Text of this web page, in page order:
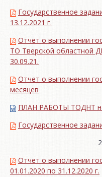
Государственное
13.12.2021 г.
Отчет о выполнении
ТО Тверской областной
30.09.21.
Отчет о выполнении
месяцев
ПЛАН РАБОТЫ ТОДНТ
Государственное
Отчет о выполнении
01.01.2020 по 31.12.2020 г.